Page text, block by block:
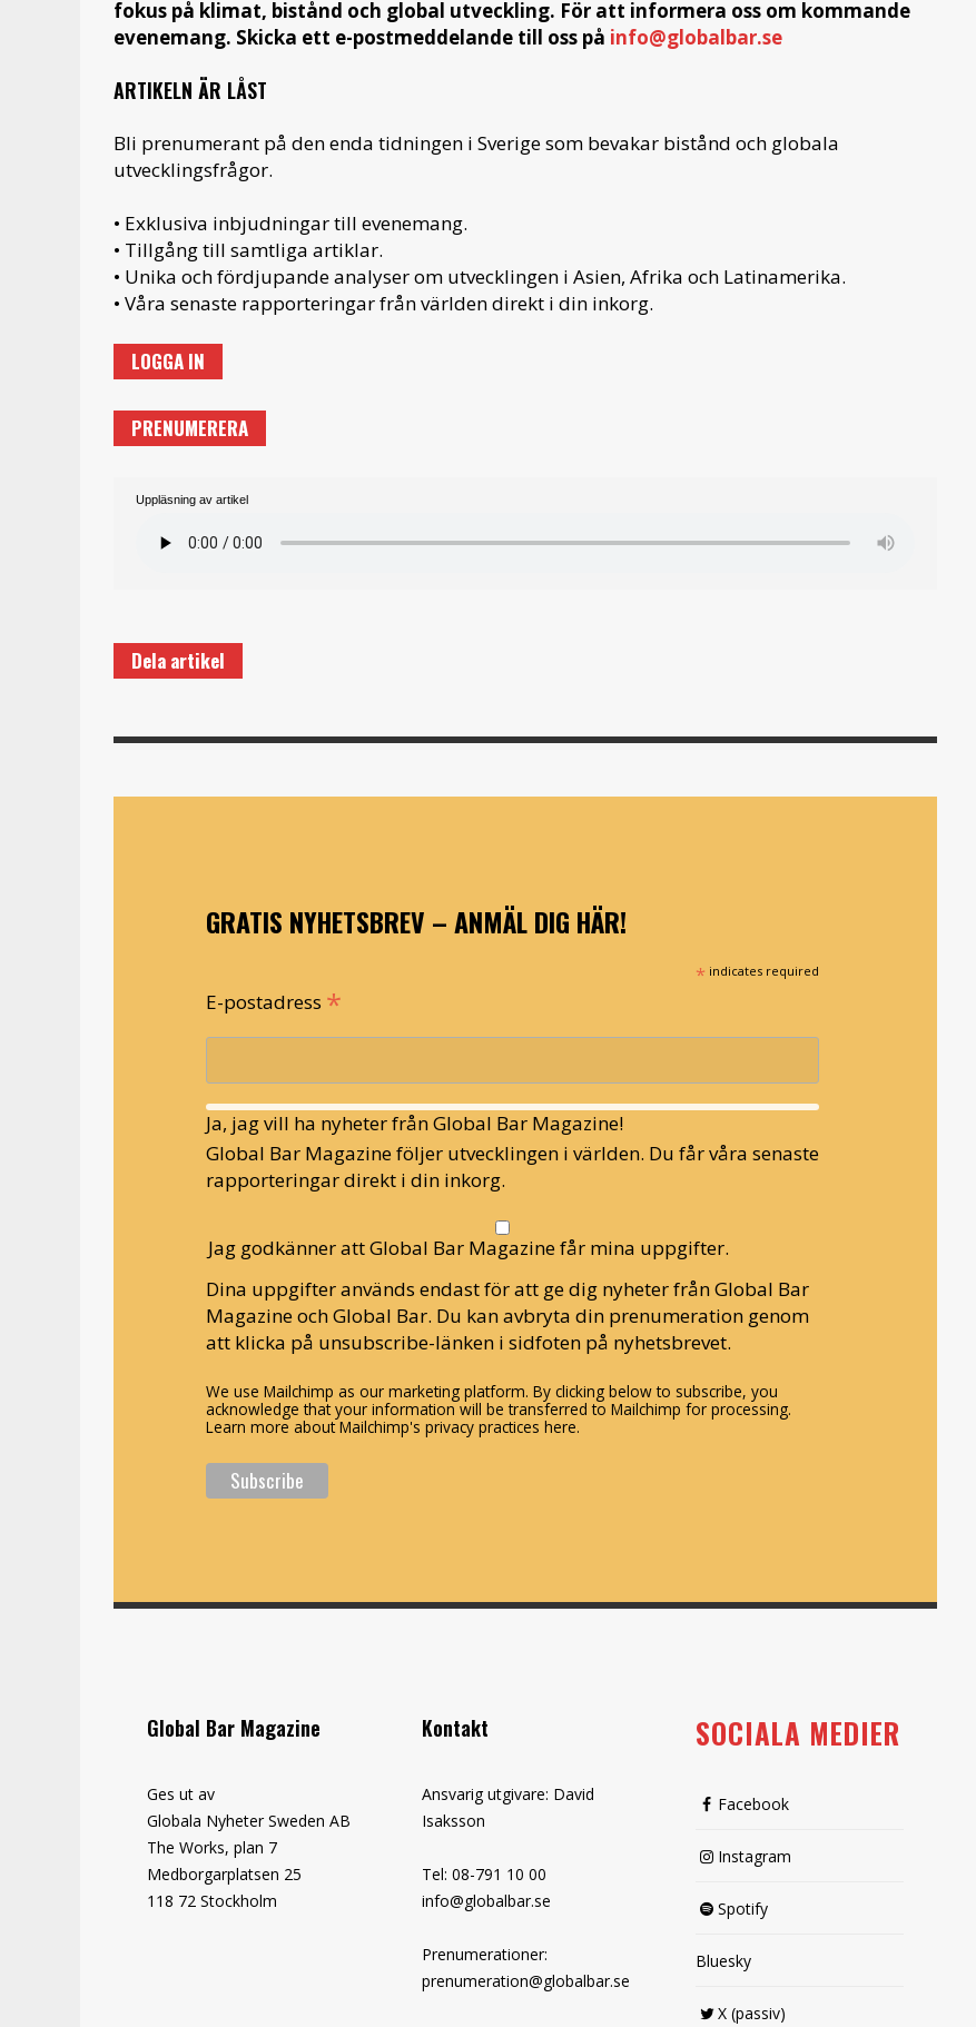
fokus på klimat, bistånd och global utveckling. För att informera oss om kommande
evenemang. Skicka ett e-postmeddelande till oss på info@globalbar.se
ARTIKELN ÄR LÅST
Bli prenumerant på den enda tidningen i Sverige som bevakar bistånd och globala
utvecklingsfrågor.
• Exklusiva inbjudningar till evenemang.
• Tillgång till samtliga artiklar.
• Unika och fördjupande analyser om utvecklingen i Asien, Afrika och Latinamerika.
• Våra senaste rapporteringar från världen direkt i din inkorg.
LOGGA IN
PRENUMERERA
Uppläsning av artikel
Dela artikel
GRATIS NYHETSBREV – ANMÄL DIG HÄR!
* indicates required
E-postadress *
Ja, jag vill ha nyheter från Global Bar Magazine!
Global Bar Magazine följer utvecklingen i världen. Du får våra senaste
rapporteringar direkt i din inkorg.
Jag godkänner att Global Bar Magazine får mina uppgifter.
Dina uppgifter används endast för att ge dig nyheter från Global Bar
Magazine och Global Bar. Du kan avbryta din prenumeration genom
att klicka på unsubscribe-länken i sidfoten på nyhetsbrevet.
We use Mailchimp as our marketing platform. By clicking below to subscribe, you
acknowledge that your information will be transferred to Mailchimp for processing.
Learn more about Mailchimp's privacy practices here.
Global Bar Magazine
Ges ut av
Globala Nyheter Sweden AB
The Works, plan 7
Medborgarplatsen 25
118 72 Stockholm
Kontakt
Ansvarig utgivare: David
Isaksson
Tel: 08-791 10 00
info@globalbar.se
Prenumerationer:
prenumeration@globalbar.se
SOCIALA MEDIER
Facebook
Instagram
Spotify
Bluesky
X (passiv)